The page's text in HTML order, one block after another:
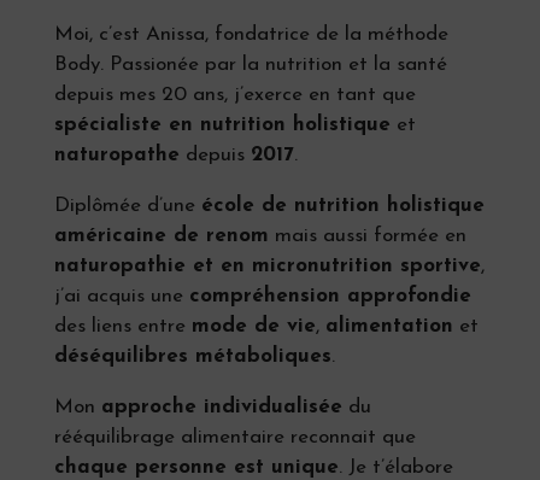
Moi, c’est Anissa, fondatrice de la méthode
Body. Passionée par la nutrition et la santé
depuis mes 20 ans, j’exerce en tant que
spécialiste en nutrition holistique et
naturopathe depuis 2017.
Diplômée d’une école de nutrition holistique
américaine de renom mais aussi formée en
naturopathie et en micronutrition sportive,
j’ai acquis une compréhension approfondie
des liens entre mode de vie, alimentation et
déséquilibres métaboliques.
Mon approche individualisée du
rééquilibrage alimentaire reconnait que
chaque personne est unique. Je t’élabore